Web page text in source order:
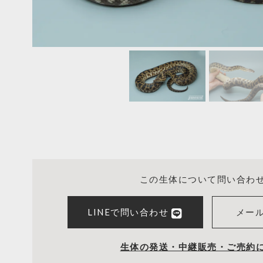
この生体について問い合わ
LINEで問い合わせ メー
生体の発送・中継販売・ご売約